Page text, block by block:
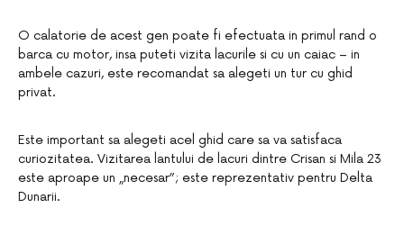
O calatorie de acest gen poate fi efectuata in primul rand o
barca cu motor, insa puteti vizita lacurile si cu un caiac – in
ambele cazuri, este recomandat sa alegeti un tur cu ghid
privat.
Este important sa alegeti acel ghid care sa va satisfaca
curiozitatea. Vizitarea lantului de lacuri dintre Crisan si Mila 23
este aproape un „necesar”; este reprezentativ pentru Delta
Dunarii.